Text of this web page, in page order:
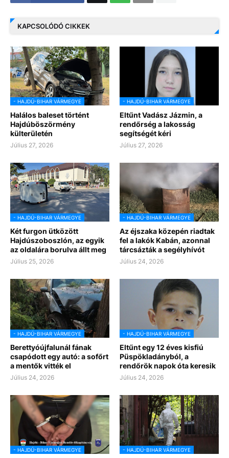
KAPCSOLÓDÓ CIKKEK
- HAJDÚ-BIHAR VÁRMEGYE
Halálos baleset történt
Hajdúböszörmény
külterületén
Július 27, 2026
- HAJDÚ-BIHAR VÁRMEGYE
Eltűnt Vadász Jázmin, a
rendőrség a lakosság
segítségét kéri
Július 27, 2026
- HAJDÚ-BIHAR VÁRMEGYE
Két furgon ütközött
Hajdúszoboszlón, az egyik
az oldalára borulva állt meg
Július 25, 2026
- HAJDÚ-BIHAR VÁRMEGYE
Az éjszaka közepén riadtak
fel a lakók Kabán, azonnal
tárcsázták a segélyhívót
Július 24, 2026
- HAJDÚ-BIHAR VÁRMEGYE
Berettyóújfalunál fának
csapódott egy autó: a sofőrt
a mentők vitték el
Július 24, 2026
- HAJDÚ-BIHAR VÁRMEGYE
Eltűnt egy 12 éves kisfiú
Püspökladányból, a
rendőrök napok óta keresik
Július 24, 2026
- HAJDÚ-BIHAR VÁRMEGYE - HAJDÚ-BIHAR VÁRMEGYE